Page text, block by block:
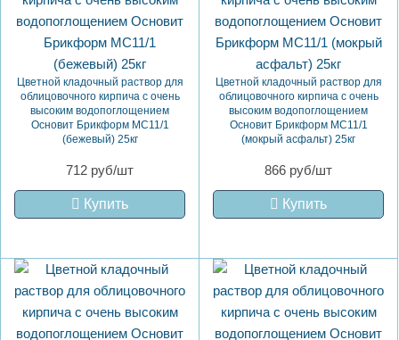
Цветной кладочный раствор для
облицовочного кирпича с очень
высоким водопоглощением
Основит Брикформ MC11/1
(бежевый) 25кг
712 руб/шт
Купить
Цветной кладочный раствор для
облицовочного кирпича с очень
высоким водопоглощением
Основит Брикформ MC11/1
(мокрый асфальт) 25кг
866 руб/шт
Купить